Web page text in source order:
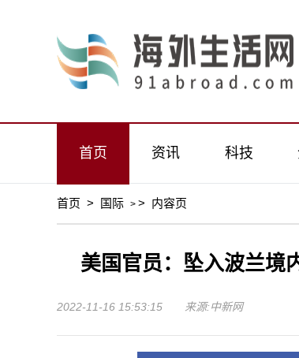
首页 资讯 科技
首页 > 国际 > > 内容页
美国官员：坠入波兰境
2022-11-16 15:53:15 来源:中新网